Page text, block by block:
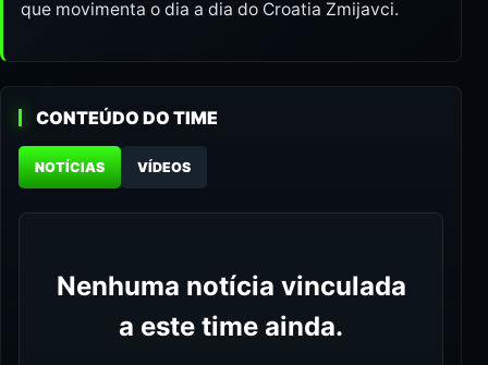
que movimenta o dia a dia do Croatia Zmijavci.
CONTEÚDO DO TIME
NOTÍCIAS VÍDEOS
Nenhuma notícia vinculada
a este time ainda.